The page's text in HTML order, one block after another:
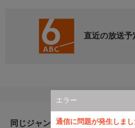
エラー
通信に問題が発生しま
直近の放送
同じジャンルのおすすめ番組